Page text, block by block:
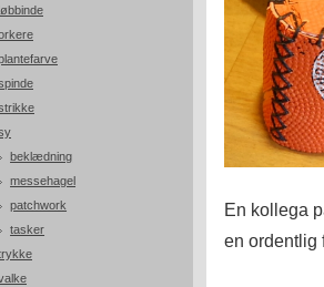
beklædning
messehagel
patchwork
tasker
En kollega
en